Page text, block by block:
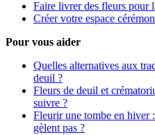
Faire livrer des fleurs pour
Créer votre espace
Pour vous aider
Quelles alternatives aux
deuil ?
Fleurs de deuil et
suivre ?
Fleurir une tombe en hiver
gèlent pas ?